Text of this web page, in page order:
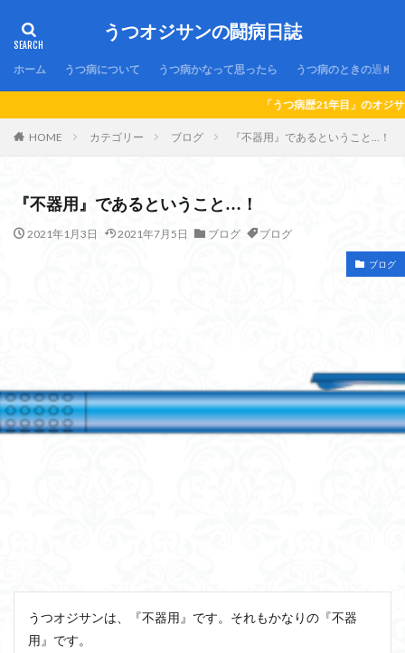
うつオジサンの闘病日誌
ホーム うつ病について うつ病かなって思ったら うつ病のときの過ご
「うつ病歴21年目」のオジサンの闘病日誌です
HOME カテゴリー ブログ 『不器用』であるということ…！
『不器用』であるということ…！
2021年1月3日 2021年7月5日 ブログ ブログ
ブログ
うつオジサンは、『不器用』です。それもかなりの『不器
用』です。